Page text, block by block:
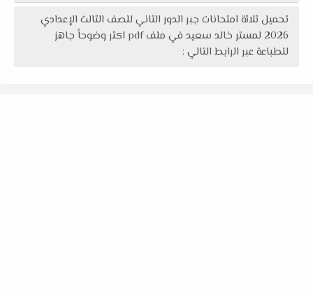
تحميل ثلاثة امتحانات جبر الدور الثاني للصف الثالث الإعدادي
2026 لمستر خالد سعيد في ملف pdf اكثر وضوحاً جاهز
للطباعة عبر الرابط التالي :